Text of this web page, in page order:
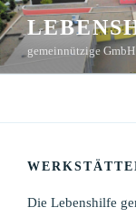
Zum
Inhalt
springengemeinnützige GmbH
Die Lebenshilfe